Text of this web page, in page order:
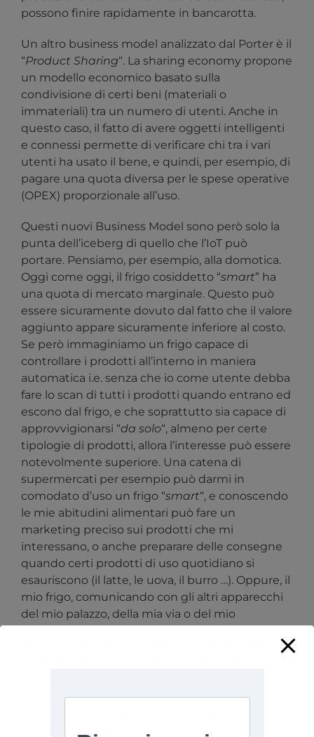
possono finire rapidamente in bancarotta.
Un altro business model analizzato dal Porter è il
“Product Sharing“. La sharing economy propone
un modello economico basato sulla
condivisione di certi beni (materiali o
immateriali) tra un numero di utenti. Anche in
questo caso, il fatto di avere oggetti intelligenti
e connessi permette di verificare chi tra i vari
utenti ha usato il bene, e quindi, per esempio, di
pagare una quota diversa per le spese operative
(OPEX) proporzionale all’uso.
Questi nuovi Business Model sono però solo la
punta dell’iceberg di quello che l’IoT può
portare. Pensiamo, per esempio, alla domotica.
Oggi come oggi, il frigo cosiddetto “smart” ha
una quota di mercato marginale. Questo può
essere sicuramente dovuto dal fatto che il valore
aggiunto appare sicuramente inferiore al costo.
Se però immaginiamo un frigo capace di
controllare i prodotti all’interno in maniera
automatica i.e. senza che io come utente debba
fare lo scan di tutti i prodotti quando entrano ed
escono dal frigo, e che soprattutto sia capace di
approvvigionarsi “da solo“, almeno per certe
tipologie di prodotti, allora l’interesse può essere
notevolmente superiore. Una catena di
supermercati per esempio può darmi in
comodato d’uso un frigo “smart“, e conoscendo
le mie abitudini alimentari può fare un
marketing preciso sui prodotti che mi
interessano, o anche preparare delle consegne
quando certi prodotti di uso quotidiano si
esauriscono (il latte, le uova, il burro …). Oppure, il
mio frigo, comunicando con gli altri apparecchi
del mio palazzo, della mia via o del mio